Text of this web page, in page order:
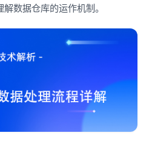
数据仓库的运作机制。